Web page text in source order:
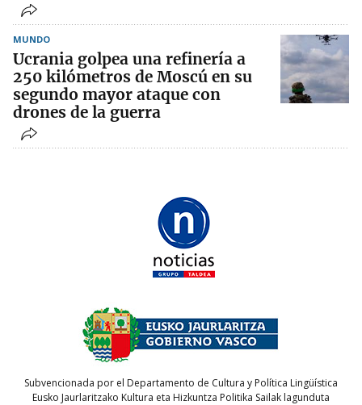
MUNDO
Ucrania golpea una refinería a
250 kilómetros de Moscú en su
segundo mayor ataque con
drones de la guerra
Subvencionada por el Departamento de Cultura y Política Lingüística
Eusko Jaurlaritzako Kultura eta Hizkuntza Politika Sailak lagunduta